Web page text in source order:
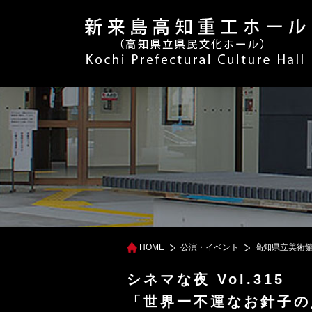
HOME 公演・イベント 高知県立美術
シネマな夜 Vol.315
「世界一不運なお針子